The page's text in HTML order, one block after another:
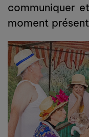
communiquer
moment